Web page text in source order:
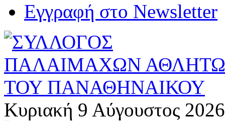
Εγγραφή στο Newsletter
Κυριακή 9 Αύγουστος